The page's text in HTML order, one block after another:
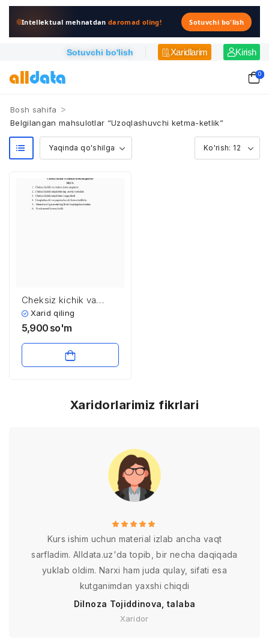
Intellektual mehnatdandaromad oling! Sotuvchi bo'lish
Sotuvchi bo'lish Xaridlarim Kirish
0
Bosh sahifa >
Belgilangan mahsulotlar “Uzoqlashuvchi ketma-ketlik”
Chеksiz kichik vа
chеksiz kаttа
miqdоrlаr
Xarid qiling
5,900 so'm
Xaridorlarimiz fikrlari
Kurs ishim uchun material izlab ancha vaqt
sarfladim. Alldata.uz'da topib, bir necha daqiqada
yuklab oldim. Narxi ham juda qulay, sifati esa
kutganimdan yaxshi chiqdi
Dilnoza Tojiddinova, talaba
Xaridor